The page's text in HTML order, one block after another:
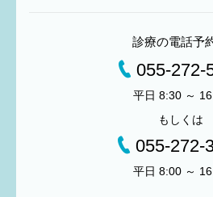
診療の電話予
055-272-
平日 8:30 ～
もしくは
055-272-
平日 8:00 ～